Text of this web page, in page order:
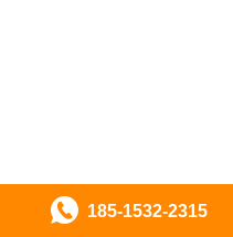
185-1532-2315